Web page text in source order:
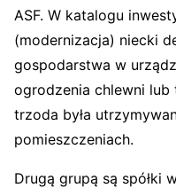
ASF. W katalogu
(modernizacja) niecki
gospodarstwa w
ogrodzenia chlewni
trzoda była
pomieszczeniach.
Drugą grupą są spółki